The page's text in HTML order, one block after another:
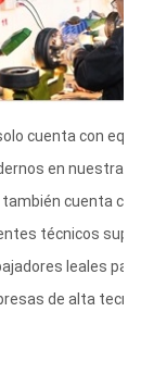
cuenta con
en nuestra
también cuenta con
técnicos
leales para
de alta